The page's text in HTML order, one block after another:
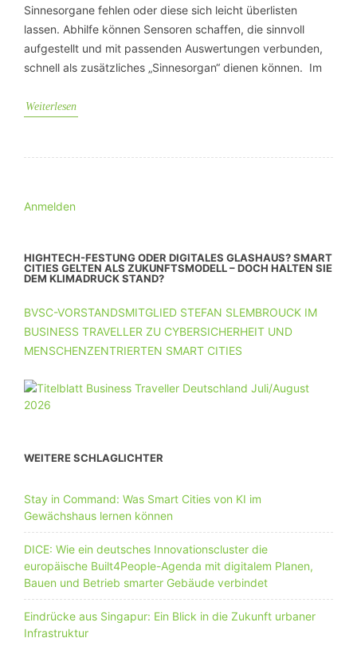
Sinnesorgane fehlen oder diese sich leicht überlisten
lassen. Abhilfe können Sensoren schaffen, die sinnvoll
aufgestellt und mit passenden Auswertungen verbunden,
schnell als zusätzliches „Sinnesorgan“ dienen können. Im
Weiterlesen
Anmelden
HIGHTECH-FESTUNG ODER DIGITALES GLASHAUS? SMART
CITIES GELTEN ALS ZUKUNFTSMODELL – DOCH HALTEN SIE
DEM KLIMADRUCK STAND?
BVSC-VORSTANDSMITGLIED STEFAN SLEMBROUCK IM
BUSINESS TRAVELLER ZU CYBERSICHERHEIT UND
MENSCHENZENTRIERTEN SMART CITIES
WEITERE SCHLAGLICHTER
Stay in Command: Was Smart Cities von KI im
Gewächshaus lernen können
DICE: Wie ein deutsches Innovationscluster die
europäische Built4People-Agenda mit digitalem Planen,
Bauen und Betrieb smarter Gebäude verbindet
Eindrücke aus Singapur: Ein Blick in die Zukunft urbaner
Infrastruktur